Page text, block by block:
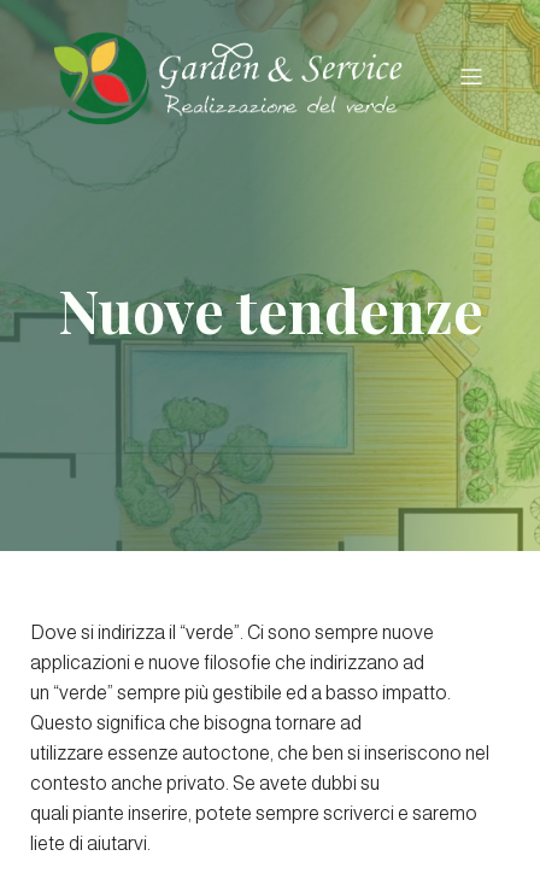
Nuove tendenze
Dove si indirizza il “verde”. Ci sono sempre nuove
applicazioni e nuove filosofie che indirizzano ad
un “verde” sempre più gestibile ed a basso impatto.
Questo significa che bisogna tornare ad
utilizzare essenze autoctone, che ben si inseriscono nel
contesto anche privato. Se avete dubbi su
quali piante inserire, potete sempre scriverci e saremo
liete di aiutarvi.